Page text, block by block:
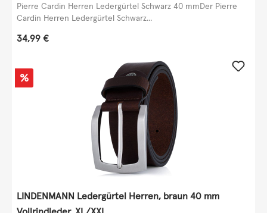
Pierre Cardin Herren Ledergürtel Schwarz 40 mmDer Pierre
Cardin Herren Ledergürtel Schwarz...
Regulärer Preis:
34,99 €
Rabatt
%
LINDENMANN Ledergürtel Herren, braun 40 mm